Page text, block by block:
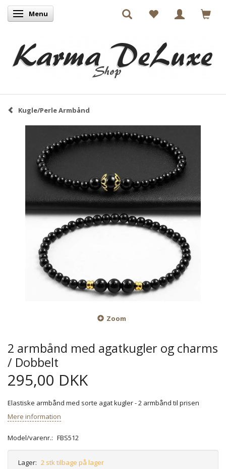
Skifte navigation
Menu
Kugle/Perle Armbånd
Zoom
2 armbånd med agatkugler og charms
/ Dobbelt
295,00 DKK
Elastiske armbånd med sorte agat kugler - 2 armbånd til prisen
Mere information
Model/varenr.: FBS512
Lager: 2 stk tilbage på lager